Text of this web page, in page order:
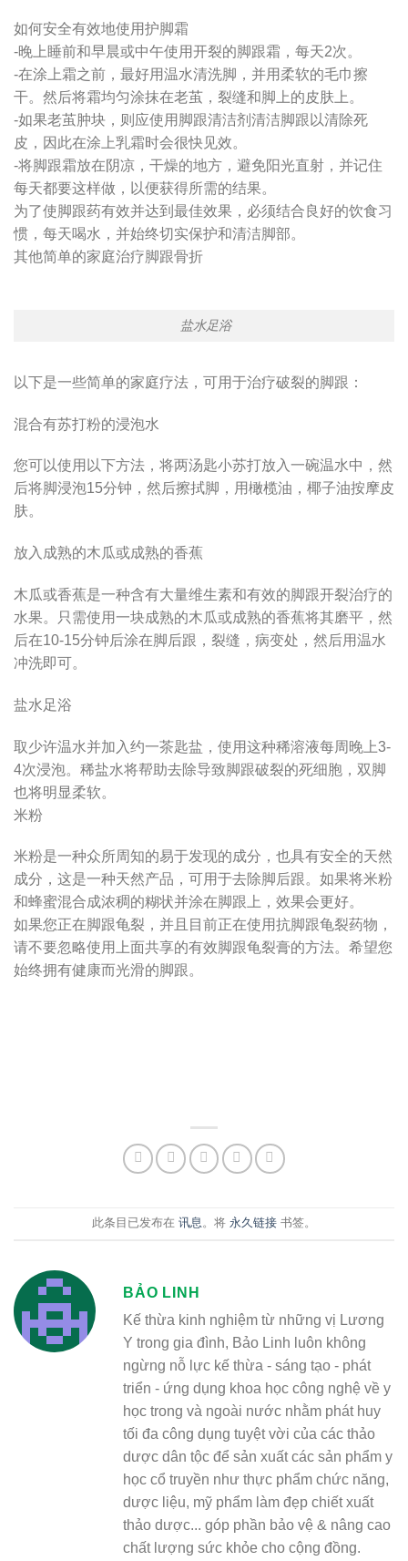
如何安全有效地使用护脚霜
-晚上睡前和早晨或中午使用开裂的脚跟霜，每天2次。
-在涂上霜之前，最好用温水清洗脚，并用柔软的毛巾擦
干。然后将霜均匀涂抹在老茧，裂缝和脚上的皮肤上。
-如果老茧肿块，则应使用脚跟清洁剂清洁脚跟以清除死
皮，因此在涂上乳霜时会很快见效。
-将脚跟霜放在阴凉，干燥的地方，避免阳光直射，并记住
每天都要这样做，以便获得所需的结果。
为了使脚跟药有效并达到最佳效果，必须结合良好的饮食习
惯，每天喝水，并始终切实保护和清洁脚部。
其他简单的家庭治疗脚跟骨折
盐水足浴
以下是一些简单的家庭疗法，可用于治疗破裂的脚跟：
混合有苏打粉的浸泡水
您可以使用以下方法，将两汤匙小苏打放入一碗温水中，然
后将脚浸泡15分钟，然后擦拭脚，用橄榄油，椰子油按摩皮
肤。
放入成熟的木瓜或成熟的香蕉
木瓜或香蕉是一种含有大量维生素和有效的脚跟开裂治疗的
水果。只需使用一块成熟的木瓜或成熟的香蕉将其磨平，然
后在10-15分钟后涂在脚后跟，裂缝，病变处，然后用温水
冲洗即可。
盐水足浴
取少许温水并加入约一茶匙盐，使用这种稀溶液每周晚上3-
4次浸泡。稀盐水将帮助去除导致脚跟破裂的死细胞，双脚
也将明显柔软。
米粉
米粉是一种众所周知的易于发现的成分，也具有安全的天然
成分，这是一种天然产品，可用于去除脚后跟。如果将米粉
和蜂蜜混合成浓稠的糊状并涂在脚跟上，效果会更好。
如果您正在脚跟龟裂，并且目前正在使用抗脚跟龟裂药物，
请不要忽略使用上面共享的有效脚跟龟裂膏的方法。希望您
始终拥有健康而光滑的脚跟。
此条目已发布在 讯息。将 永久链接 书签。
BẢO LINH
Kế thừa kinh nghiệm từ những vị Lương
Y trong gia đình, Bảo Linh luôn không
ngừng nỗ lực kế thừa - sáng tạo - phát
triển - ứng dụng khoa học công nghệ về y
học trong và ngoài nước nhằm phát huy
tối đa công dụng tuyệt vời của các thảo
dược dân tộc để sản xuất các sản phẩm y
học cổ truyền như thực phẩm chức năng,
dược liệu, mỹ phẩm làm đẹp chiết xuất
thảo dược... góp phần bảo vệ & nâng cao
chất lượng sức khỏe cho cộng đồng.